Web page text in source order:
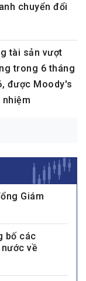
chuyển đổi
tài sản vượt
trong 6 tháng
được Moody's
nhiệm
Giám
bố các
về